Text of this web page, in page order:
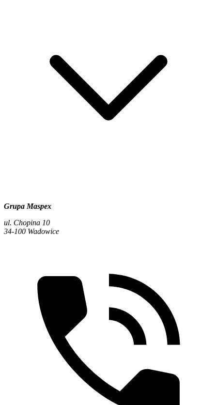
Grupa Maspex
ul. Chopina 10
34-100 Wadowice